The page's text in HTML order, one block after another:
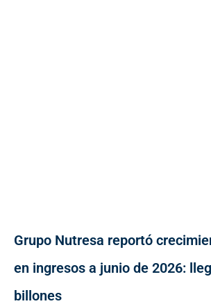
Grupo Nutresa reportó
en ingresos a junio de 2026:
billones